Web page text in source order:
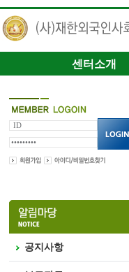
센터소개
공지사항